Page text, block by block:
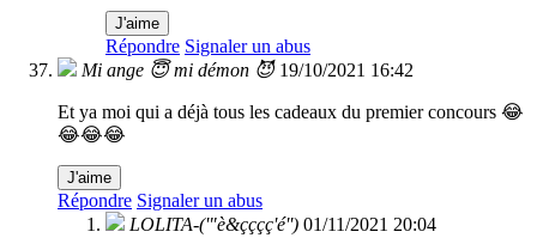
J'aime
Répondre Signaler un abus
Mi ange 😇 mi démon 😈 19/10/2021 16:42
Et ya moi qui a déjà tous les cadeaux du premier concours 😂
😂😂😂
J'aime
Répondre Signaler un abus
LOLITA-('"è&çççç'é'') 01/11/2021 20:04